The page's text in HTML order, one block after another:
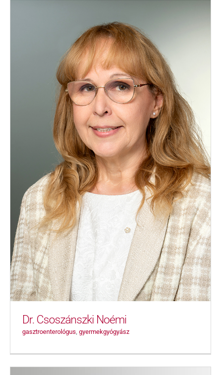
Dr. Csoszánszki Noémi
gasztroenterológus, gyermekgyógyász